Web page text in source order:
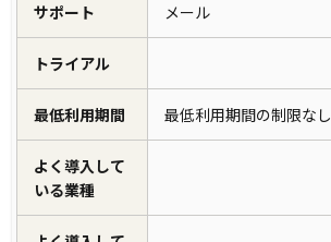
サポート メール
トライアル
最低利用期間 最低利用期間の制限なし
よく導入して
いる業種